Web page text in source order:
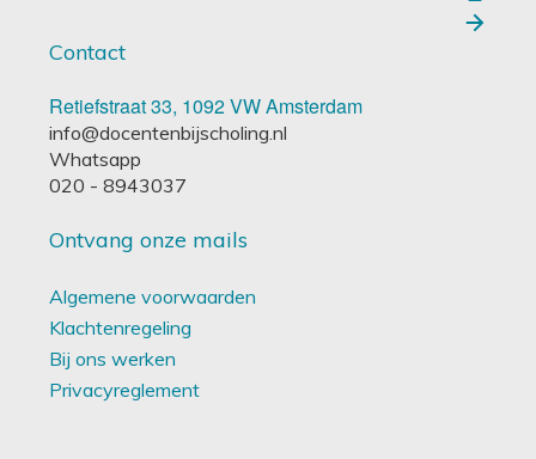
Contact
Retiefstraat 33, 1092 VW Amsterdam
info@docentenbijscholing.nl
Whatsapp
020 - 8943037
Ontvang onze mails
Algemene voorwaarden
Klachtenregeling
Bij ons werken
Privacyreglement